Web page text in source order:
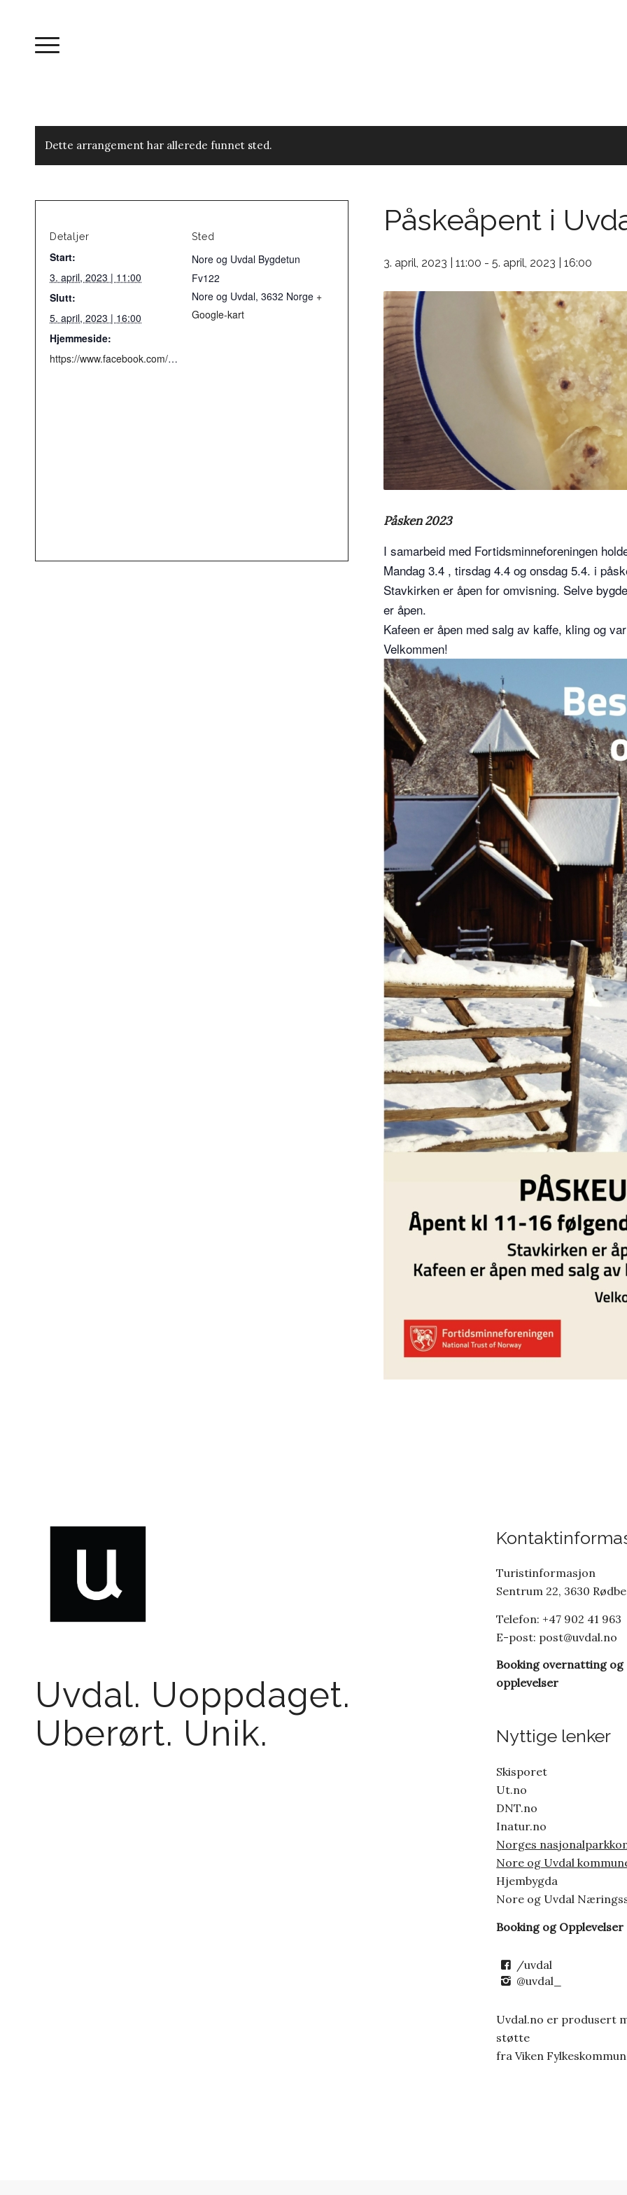
Dette arrangement har allerede funnet sted.
Påskeåpent i
3. april, 2023 | 11:00 - 5. april, 2023 | 16:00
Påsken 2023
I samarbeid med Fortidsminneforeningen
Mandag 3.4 , tirsdag 4.4 og onsdag 5.4. i
Stavkirken er åpen for omvisning. Selve
er åpen.
Kafeen er åpen med salg av kaffe, kling og
Velkommen!
Detaljer
Start:
3. april, 2023 | 11:00
Slutt:
5. april, 2023 | 16:00
Hjemmeside:
https://www.facebook.com/events/525301579629338/525304756295687/?ref=newsfeed
Sted
Nore og Uvdal Bygdetun
Fv122
Nore og Uvdal, 3632 Norge +
Google-kart
Uvdal. Uoppdaget.
Uberørt. Unik.
Turistinformasjon
Sentrum 22, 3630
Telefon: +47 902 41 963
E-post: post@uvdal.no
Booking overnatting og
opplevelser
Nyttige lenker
Skisporet
Ut.no
DNT.no
Inatur.no
Norges
Nore og Uvdal
Hjembygda
Nore og Uvdal
Booking og Opplevelser
/uvdal
@uvdal_
Uvdal.no er produsert
støtte
fra Viken